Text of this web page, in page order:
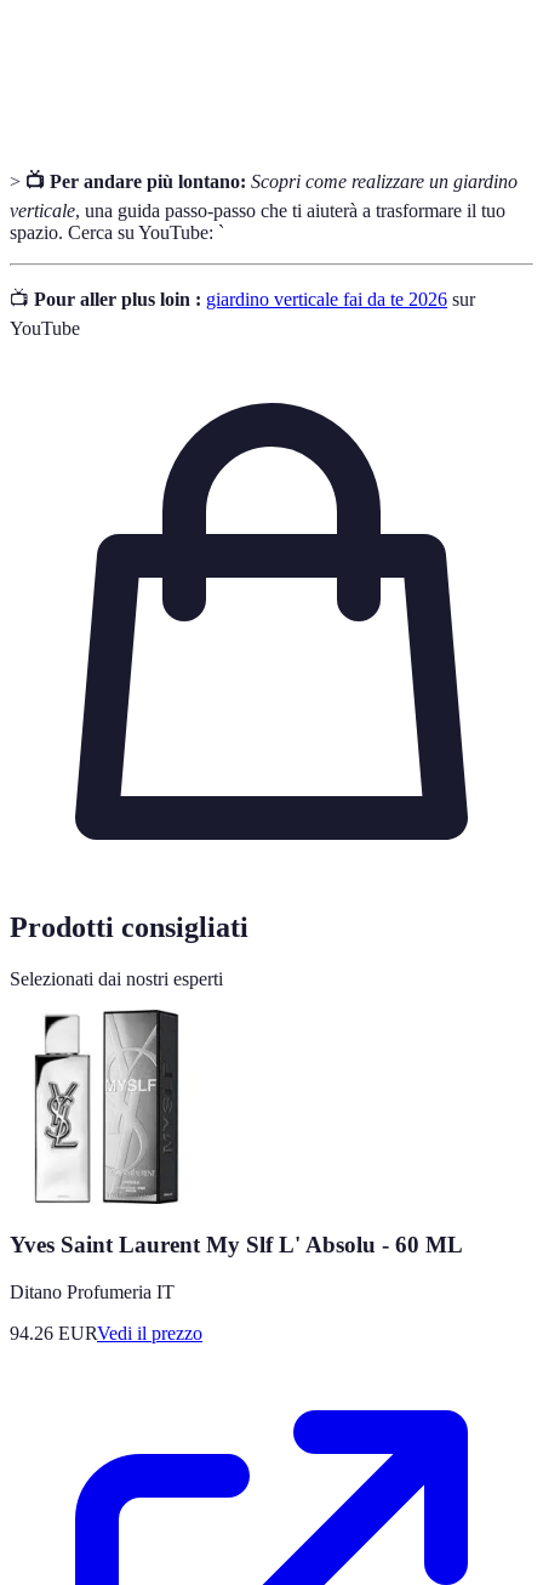
> 📺 Per andare più lontano: Scopri come realizzare un giardino
verticale, una guida passo-passo che ti aiuterà a trasformare il tuo
spazio. Cerca su YouTube: `
📺 Pour aller plus loin : giardino verticale fai da te 2026 sur
YouTube
Prodotti consigliati
Selezionati dai nostri esperti
Yves Saint Laurent My Slf L' Absolu - 60 ML
Ditano Profumeria IT
94.26 EURVedi il prezzo